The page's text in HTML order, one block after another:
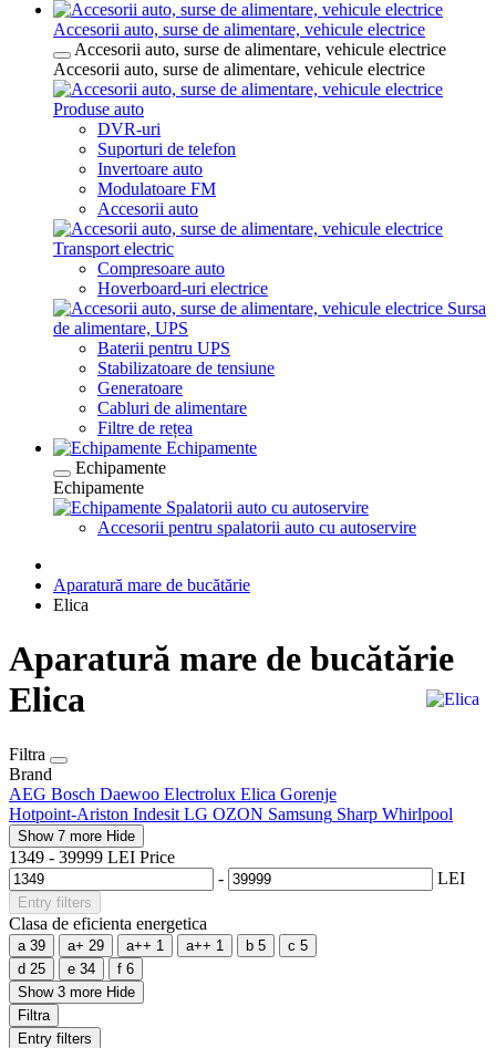
Accesorii auto, surse de alimentare, vehicule electrice
Accesorii auto, surse de alimentare, vehicule electrice
Accesorii auto, surse de alimentare, vehicule electrice
Produse auto
DVR-uri
Suporturi de telefon
Invertoare auto
Modulatoare FM
Accesorii auto
Transport electric
Compresoare auto
Hoverboard-uri electrice
Sursa
de alimentare, UPS
Baterii pentru UPS
Stabilizatoare de tensiune
Generatoare
Cabluri de alimentare
Filtre de rețea
Echipamente
Echipamente
Echipamente
Spalatorii auto cu autoservire
Accesorii pentru spalatorii auto cu autoservire
Aparatură mare de bucătărie
Elica
Aparatură mare de bucătărie
Elica
Filtra
Brand
AEG Bosch Daewoo Electrolux Elica Gorenje
Hotpoint-Ariston Indesit LG OZON Samsung Sharp Whirlpool
Show 7 more Hide
1349 - 39999 LEI Price
-
LEI
Entry filters
Clasa de eficienta energetica
a 39 a+ 29 a++ 1 a++ 1 b 5 c 5
d 25 e 34 f 6
Show 3 more Hide
Filtra
Entry filters